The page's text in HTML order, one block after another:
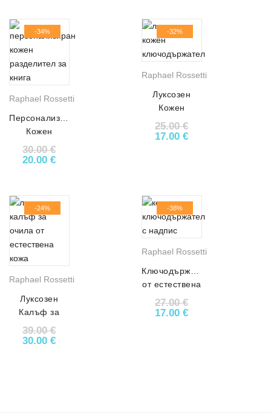
-34%
Raphael Rossetti
Персонализиран
Кожен
Разделител
за Книга АРТ#
30.00€
Original price was: 30.00 €.
20.00€Текущата цена е: 20.00 €.
-32%
Raphael Rossetti
Луксозен
Кожен
Ключодържател
АРТ# 5911
25.00€
Original price was:
17.00€Текущата цена
-24%
Raphael Rossetti
Луксозен
Калъф за
Очила от
Естествена
39.00€
Original price was: 39.00 €.
30.00€Текущата цена е: 30.00 €.
-38%
Raphael Rossetti
Ключодържател
от естествена
кожа с надпис
27.00€
Original price was:
17.00€Текущата цена